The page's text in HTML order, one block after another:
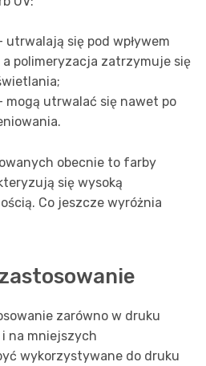
utrwalają się pod wpływem
a polimeryzacja zatrzymuje się
mogą utrwalać się nawet po
obecnie to farby
się wysoką
Co jeszcze wyróżnia
zarówno w druku
na mniejszych
wykorzystywane do druku